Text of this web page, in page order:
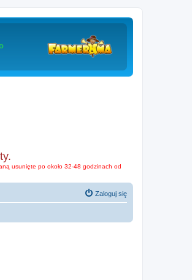
usunięte po około 32-48 godzinach od
Zaloguj się